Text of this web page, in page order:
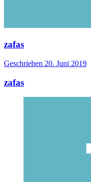
zafas
Geschrieben 20. Juni 2019
zafas